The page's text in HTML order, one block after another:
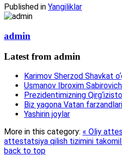
Published in Yangiliklar
admin
Latest from admin
Karimov Sherzod Shavkat
Usmanov Ibroxim
Prezidentimizning
Biz yagona Vatan
Yashirin joylar
More in this category: « Oliy
attestatsiya qilish tizimini
back to top